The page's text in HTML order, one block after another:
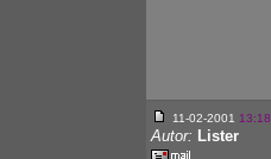
11-02-2001 13:18
Autor: Lister